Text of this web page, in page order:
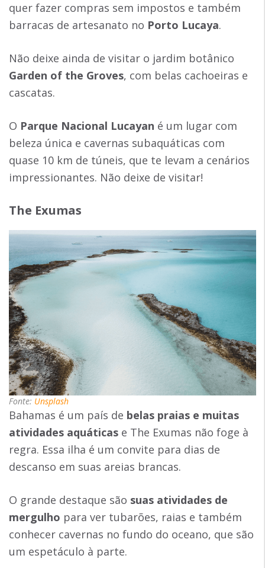
quer fazer compras sem impostos e também
barracas de artesanato no Porto Lucaya.
Não deixe ainda de visitar o jardim botânico
Garden of the Groves, com belas cachoeiras e
cascatas.
O Parque Nacional Lucayan é um lugar com
beleza única e cavernas subaquáticas com
quase 10 km de túneis, que te levam a cenários
impressionantes. Não deixe de visitar!
The Exumas
Fonte: Unsplash
Bahamas é um país de belas praias e muitas
atividades aquáticas e The Exumas não foge à
regra. Essa ilha é um convite para dias de
descanso em suas areias brancas.
O grande destaque são suas atividades de
mergulho para ver tubarões, raias e também
conhecer cavernas no fundo do oceano, que são
um espetáculo à parte.